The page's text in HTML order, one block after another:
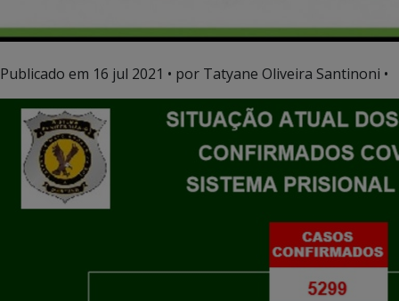
Publicado em 16 jul 2021 • por Tatyane Oliveira Santinoni •